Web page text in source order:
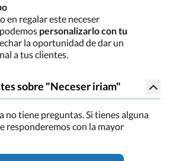
en regalar este neceser
personalizarlo con tu
la oportunidad de dar un
a tus clientes.
sobre "Neceser iriam"
no tiene preguntas. Si tienes alguna
responderemos con la mayor